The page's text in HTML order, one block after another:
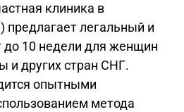
клиника в
предлагает легальный и
до 10 недели для женщин
и других стран СНГ.
опытными
метода